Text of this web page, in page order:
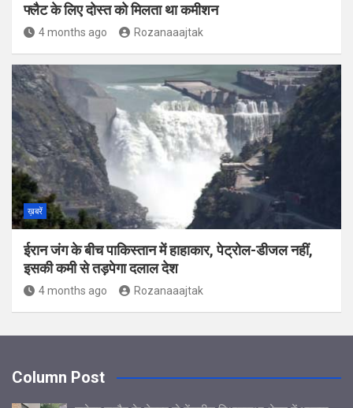
फ्लैट के लिए दोस्त को मिलता था कमीशन
4 months ago Rozanaaajtak
ख़बरें
ईरान जंग के बीच पाकिस्‍तान में हाहाकार, पेट्रोल-डीजल नहीं,
इसकी कमी से तड़पेगा दलाल देश
4 months ago Rozanaaajtak
Column Post